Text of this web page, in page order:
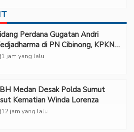
Perdana Gugatan Andri
di PN Cibinong, KPKNL
PUPN Mangkir
1 jam yang lalu
Medan Desak Polda Sumut
Kematian Winda Lorenza
12 jam yang lalu